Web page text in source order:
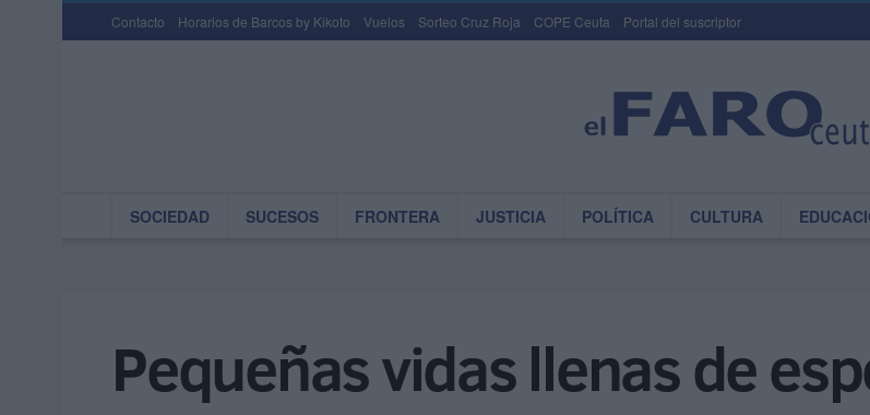
Contacto Horarios de Barcos by Kikoto Vuelos Sorteo Cruz Roja COPE Ceuta Portal del suscriptor
SOCIEDAD SUCESOS FRONTERA JUSTICIA POLÍTICA CULTURA
Pequeñas vidas llenas de